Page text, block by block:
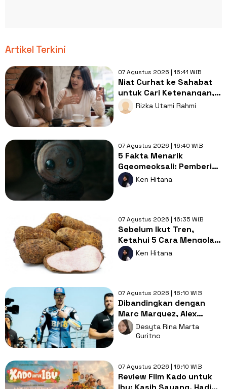
Artikel Terkini
07 Agustus 2026 | 16:41 WIB
Niat Curhat ke Sahabat
untuk Cari Ketenangan,
Ujungnya Malah Jadi Adu
Nasib
Rizka Utami Rahmi
07 Agustus 2026 | 16:40 WIB
5 Fakta Menarik
Ggeomeoksali: Pemberi
Warna di Tengah
Gelapnya Drama The
Ken Hitana
07 Agustus 2026 | 16:35 WIB
Sebelum Ikut Tren,
Ketahui 5 Cara Mengolah
Kimpul agar Aman
Dikonsumsi
Ken Hitana
07 Agustus 2026 | 16:10 WIB
Dibandingkan dengan
Marc Marquez, Alex
Marquez Mengaku
Sempat Alami Tekanan
Desyta Rina Marta
Guritno
07 Agustus 2026 | 16:10 WIB
Review Film Kado untuk